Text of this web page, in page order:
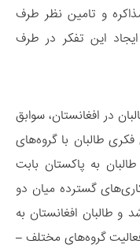
و تامین نظر طرف
این تفکر در طرف
در افغانستان، سوابق
طالبان با گروه‌های
به پاکستان بابت
گسترده میان دو
طالبان افغانستان به
گروه‌های مختلف –